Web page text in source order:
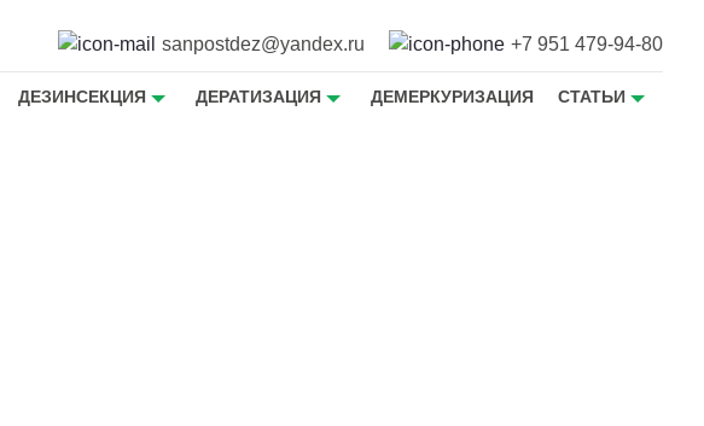
sanpostdez@yandex.ru +7 951 479-94-80
ДЕЗИНСЕКЦИЯ ДЕРАТИЗАЦИЯ ДЕМЕРКУРИЗАЦИЯ СТАТЬИ